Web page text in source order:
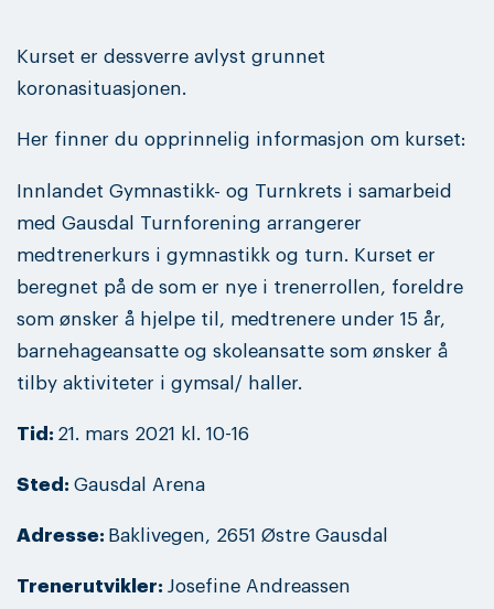
Kurset er dessverre avlyst grunnet
koronasituasjonen.
Her finner du opprinnelig informasjon om kurset:
Innlandet Gymnastikk- og Turnkrets i samarbeid
med Gausdal Turnforening arrangerer
medtrenerkurs i gymnastikk og turn. Kurset er
beregnet på de som er nye i trenerrollen, foreldre
som ønsker å hjelpe til, medtrenere under 15 år,
barnehageansatte og skoleansatte som ønsker å
tilby aktiviteter i gymsal/ haller.
Tid: 21. mars 2021 kl. 10-16
Sted: Gausdal Arena
Adresse: Baklivegen, 2651 Østre Gausdal
Trenerutvikler: Josefine Andreassen